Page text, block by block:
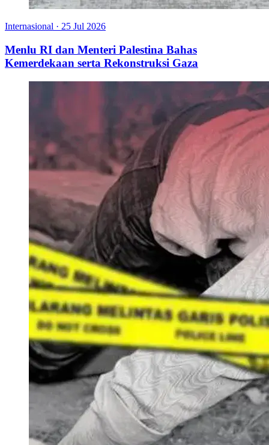
Internasional · 25 Jul 2026
Menlu RI dan Menteri Palestina Bahas
Kemerdekaan serta Rekonstruksi Gaza